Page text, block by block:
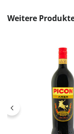
Produktgalerie
Weitere